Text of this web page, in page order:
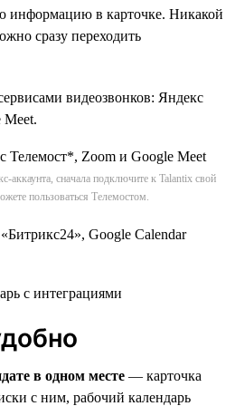
информацию в карточке. Никакой
сразу переходить
видеозвонков: Яндекс
Meet.
аккаунта, сначала подключите к Talantix свой
пользоваться Телемостом.
Google Calendar
в одном месте — карточка
с ним, рабочий календарь